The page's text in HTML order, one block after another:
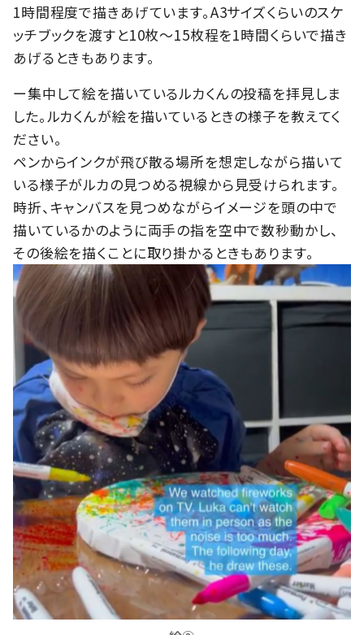
1時間程度で描きあげています。A3サイズくらいのスケ
ッチブックを渡すと10枚〜15枚程を1時間くらいで描き
あげるときもあります。
ー集中して絵を描いているルカくんの投稿を拝見しま
した。ルカくんが絵を描いているときの様子を教えてく
ださい。
ペンからインクが飛び散る場所を想定しながら描いて
いる様子がルカの見つめる視線から見受けられます。
時折、キャンバスを見つめながらイメージを頭の中で
描いているかのように両手の指を空中で数秒動かし、
その後絵を描くことに取り掛かるときもあります。